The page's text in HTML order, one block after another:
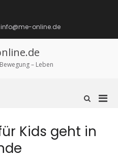
biete
/
Ich
suche
diese
Seite
info@me-online.de
– Leben
Such-
Kids geht in